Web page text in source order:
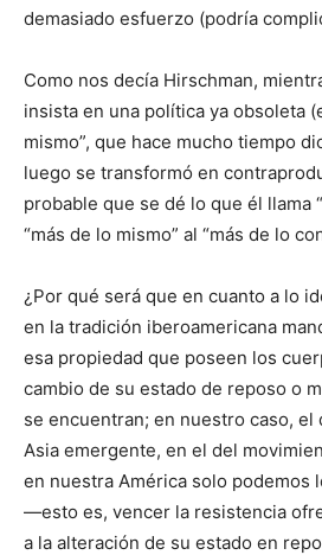
demasiado esfuerzo (podría
Como nos decía Hirschman,
insista en una política ya obsoleta
mismo”, que hace mucho tiempo
luego se transformó en
probable que se dé lo que él llama
“más de lo mismo” al “más de lo
¿Por qué será que en cuanto a lo
en la tradición iberoamericana
esa propiedad que poseen los
cambio de su estado de reposo o
se encuentran; en nuestro caso, el
Asia emergente, en el del
en nuestra América solo podemos
―esto es, vencer la resistencia
a la alteración de su estado en